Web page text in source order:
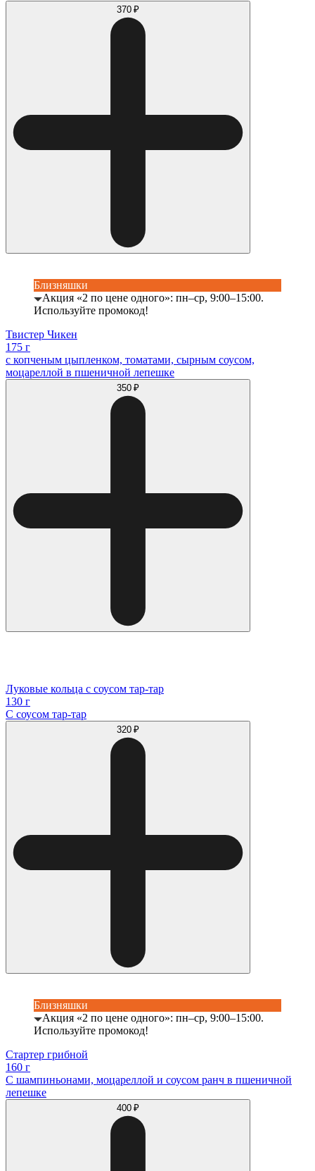
370 ₽
Близняшки
Акция «2 по цене одного»: пн–ср, 9:00–15:00.
Используйте промокод!
Твистер Чикен
175 г
с копченым цыпленком, томатами, сырным соусом,
моцареллой в пшеничной лепешке
350 ₽
Луковые кольца с соусом тар-тар
130 г
С соусом тар-тар
320 ₽
Близняшки
Акция «2 по цене одного»: пн–ср, 9:00–15:00.
Используйте промокод!
Стартер грибной
160 г
С шампиньонами, моцареллой и соусом ранч в пшеничной
лепешке
400 ₽